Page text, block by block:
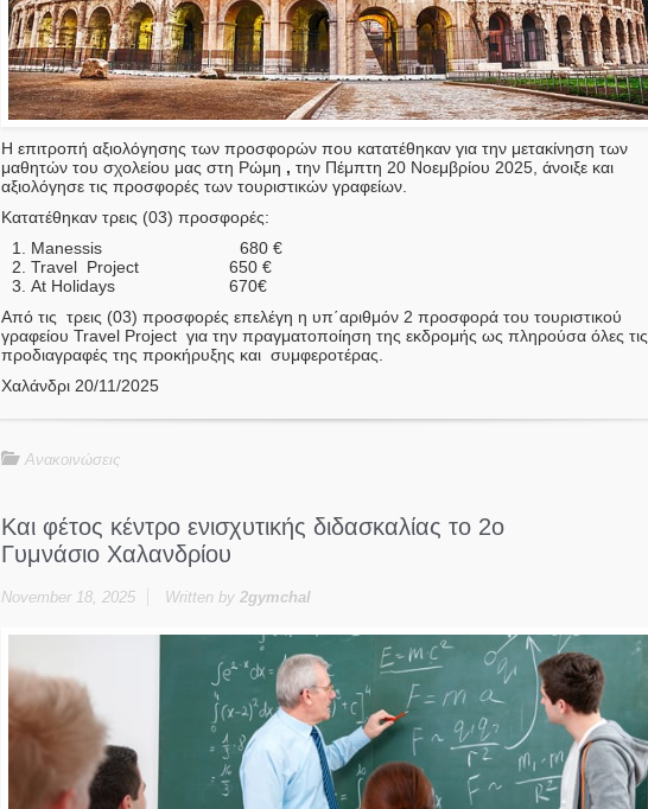
Η επιτροπή αξιολόγησης των προσφορών που κατατέθηκαν για την μετακίνηση των
μαθητών του σχολείου μας στη Ρώμη , την Πέμπτη 20 Νοεμβρίου 2025, άνοιξε και
αξιολόγησε τις προσφορές των τουριστικών γραφείων.
Κατατέθηκαν τρεις (03) προσφορές:
Manessis 680 €
Travel Project 650 €
At Holidays 670€
Από τις τρεις (03) προσφορές επελέγη η υπ΄αριθμόν 2 προσφορά του τουριστικού
γραφείου Travel Project για την πραγματοποίηση της εκδρομής ως πληρούσα όλες τις
προδιαγραφές της προκήρυξης και συμφεροτέρας.
Χαλάνδρι 20/11/2025
Ανακοινώσεις
Και φέτος κέντρο ενισχυτικής διδασκαλίας το 2ο
Γυμνάσιο Χαλανδρίου
November 18, 2025 Written by 2gymchal